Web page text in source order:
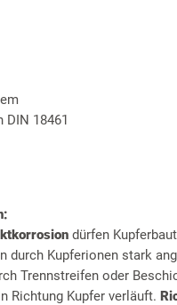
DIN 18461
dürfen
durch Kupferionen stark
Trennstreifen oder
Richtung Kupfer verläuft.